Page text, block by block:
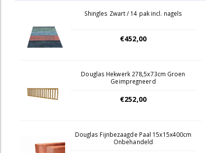
Shingles Zwart / 14 pak incl. nagels
€452,00
Douglas Hekwerk 278,5x73cm Groen
Geimpregneerd
€252,00
Douglas Fijnbezaagde Paal 15x15x400cm
Onbehandeld